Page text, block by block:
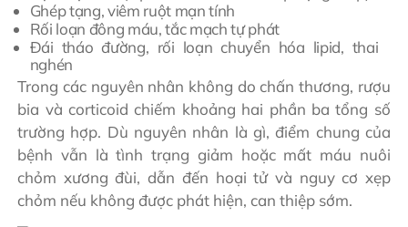
Ghép tạng, viêm ruột mạn tính
Rối loạn đông máu, tắc mạch tự phát
Đái tháo đường, rối loạn chuyển hóa lipid, thai
nghén
Trong các nguyên nhân không do chấn thương, rượu
bia và corticoid chiếm khoảng hai phần ba tổng số
trường hợp. Dù nguyên nhân là gì, điểm chung của
bệnh vẫn là tình trạng giảm hoặc mất máu nuôi
chỏm xương đùi, dẫn đến hoại tử và nguy cơ xẹp
chỏm nếu không được phát hiện, can thiệp sớm.